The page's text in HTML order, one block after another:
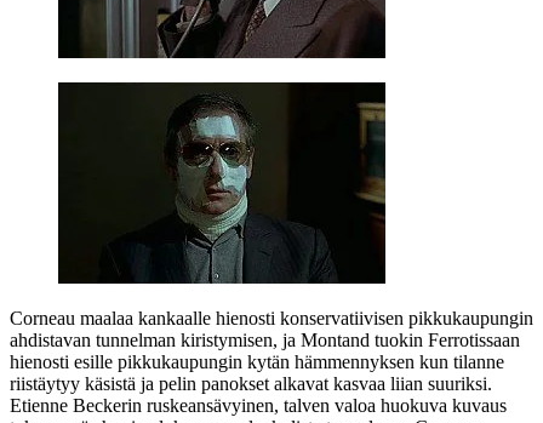
Corneau maalaa kankaalle hienosti konservatiivisen pikkukaupungin
ahdistavan tunnelman kiristymisen, ja Montand tuokin Ferrotissaan
hienosti esille pikkukaupungin kytän hämmennyksen kun tilanne
riistäytyy käsistä ja pelin panokset alkavat kasvaa liian suuriksi.
Etienne Beckerin ruskeansävyinen, talven valoa huokuva kuvaus